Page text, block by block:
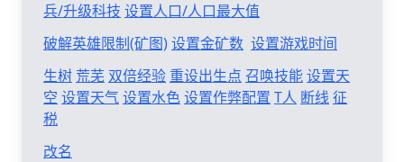
兵/升级科技 设置人口/人口最大值
破解英雄限制(矿图)设置金矿数 设置游戏时间
生树 荒芜 双倍经验 重设出生点 召唤技能设置天
空 设置天气设置水色设置作弊配置 T人 断线征
税
改名